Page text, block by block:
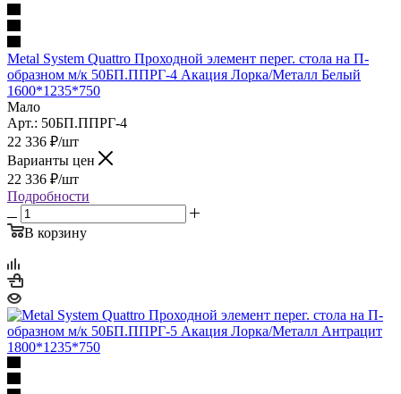
Metal System Quattro Проходной элемент перег. стола на П-
образном м/к 50БП.ППРГ-4 Акация Лорка/Металл Белый
1600*1235*750
Мало
Арт.: 50БП.ППРГ-4
22 336 ₽/шт
Варианты цен
22 336 ₽/шт
Подробности
В корзину